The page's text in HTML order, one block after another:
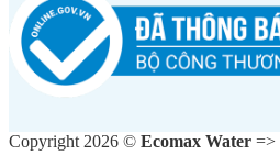
Copyright 2026 © Ecomax Water =>